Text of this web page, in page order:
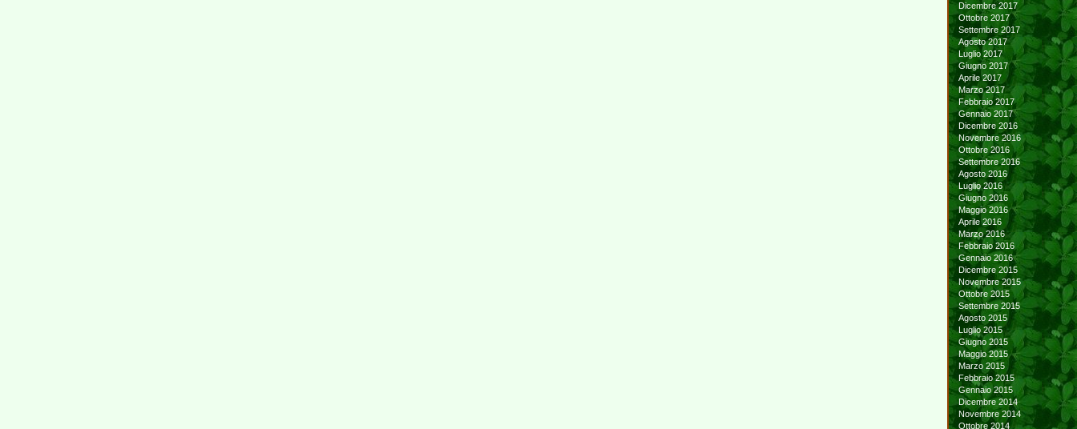
Dicembre 2017
Ottobre 2017
Settembre 2017
Agosto 2017
Luglio 2017
Giugno 2017
Aprile 2017
Marzo 2017
Febbraio 2017
Gennaio 2017
Dicembre 2016
Novembre 2016
Ottobre 2016
Settembre 2016
Agosto 2016
Luglio 2016
Giugno 2016
Maggio 2016
Aprile 2016
Marzo 2016
Febbraio 2016
Gennaio 2016
Dicembre 2015
Novembre 2015
Ottobre 2015
Settembre 2015
Agosto 2015
Luglio 2015
Giugno 2015
Maggio 2015
Marzo 2015
Febbraio 2015
Gennaio 2015
Dicembre 2014
Novembre 2014
Ottobre 2014